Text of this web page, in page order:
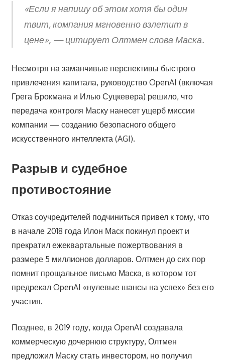
«Если я напишу об этом хотя бы один
твит, компания мгновенно взлетит в
цене», — цитирует Олтмен слова Маска.
Несмотря на заманчивые перспективы быстрого
привлечения капитала, руководство OpenAI (включая
Грега Брокмана и Илью Суцкевера) решило, что
передача контроля Маску нанесет ущерб миссии
компании — созданию безопасного общего
искусственного интеллекта (AGI).
Разрыв и судебное
противостояние
Отказ соучредителей подчиниться привел к тому, что
в начале 2018 года Илон Маск покинул проект и
прекратил ежеквартальные пожертвования в
размере 5 миллионов долларов. Олтмен до сих пор
помнит прощальное письмо Маска, в котором тот
предрекал OpenAI «нулевые шансы на успех» без его
участия.
Позднее, в 2019 году, когда OpenAI создавала
коммерческую дочернюю структуру, Олтмен
предложил Маску стать инвестором, но получил